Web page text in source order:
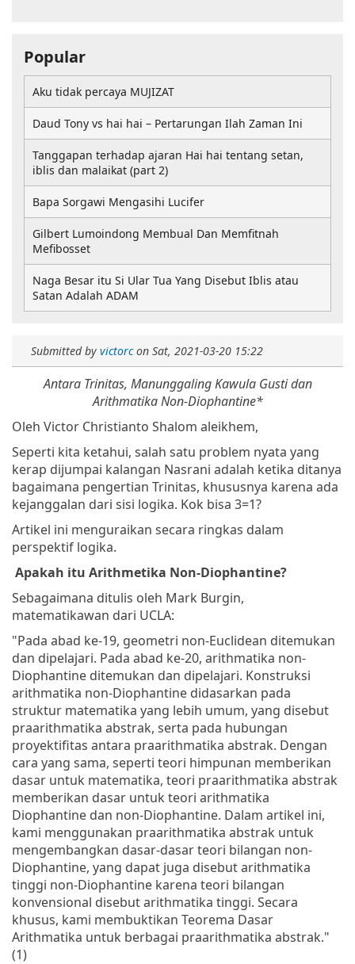
Submitted by victorcon Sat, 2021-03-20 15:22
Antara Trinitas, Manunggaling Kawula Gusti dan
Arithmatika Non-Diophantine*
Oleh Victor Christianto Shalom aleikhem,
Seperti kita ketahui, salah satu problem nyata yang
kerap dijumpai kalangan Nasrani adalah ketika ditanya
bagaimana pengertian Trinitas, khususnya karena ada
kejanggalan dari sisi logika. Kok bisa 3=1?
Artikel ini menguraikan secara ringkas dalam
perspektif logika.
Apakah itu Arithmetika Non-Diophantine?
Sebagaimana ditulis oleh Mark Burgin,
matematikawan dari UCLA:
"Pada abad ke-19, geometri non-Euclidean ditemukan
dan dipelajari. Pada abad ke-20, arithmatika non-
Diophantine ditemukan dan dipelajari. Konstruksi
arithmatika non-Diophantine didasarkan pada
struktur matematika yang lebih umum, yang disebut
praarithmatika abstrak, serta pada hubungan
proyektifitas antara praarithmatika abstrak. Dengan
cara yang sama, seperti teori himpunan memberikan
dasar untuk matematika, teori praarithmatika abstrak
memberikan dasar untuk teori arithmatika
Diophantine dan non-Diophantine. Dalam artikel ini,
kami menggunakan praarithmatika abstrak untuk
mengembangkan dasar-dasar teori bilangan non-
Diophantine, yang dapat juga disebut arithmatika
tinggi non-Diophantine karena teori bilangan
konvensional disebut arithmatika tinggi. Secara
khusus, kami membuktikan Teorema Dasar
Arithmatika untuk berbagai praarithmatika abstrak."
(1)
Popular
Aku tidak percaya MUJIZAT
Daud Tony vs hai hai – Pertarungan Ilah Zaman Ini
Tanggapan terhadap ajaran Hai hai tentang setan,
iblis dan malaikat (part 2)
Bapa Sorgawi Mengasihi Lucifer
Gilbert Lumoindong Membual Dan Memfitnah
Mefibosset
Naga Besar itu Si Ular Tua Yang Disebut Iblis atau
Satan Adalah ADAM